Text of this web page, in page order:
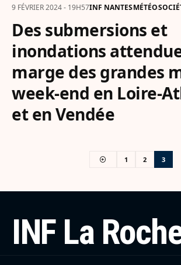
9 FÉVRIER 2024 - 19H57INF NANTESMÉTÉO
Des submersions et
inondations
marge des grandes
week-end en Loire-
et en Vendée
1 2 3
INF La